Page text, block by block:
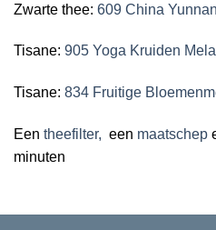
Zwarte thee: 609 China
Tisane: 905 Yoga Kruiden
Tisane: 834 Fruitige
Een theefilter, een maatschep
minuten